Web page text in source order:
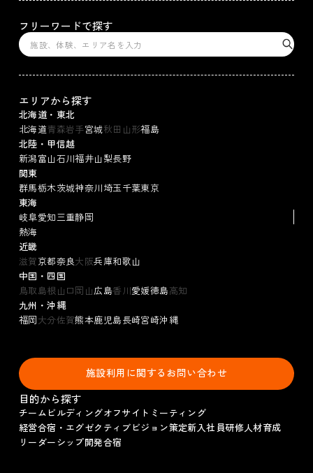
施設利用に関するお問い合わせ
フリーワードで探す
エリアから探す
北海道・東北
北海道青森岩手宮城秋田 山形福島
北陸・甲信越
新潟富山石川福井山梨長野
関東
群馬栃木茨城神奈川埼玉千葉東京
東海
岐阜愛知三重静岡
熱海
近畿
滋賀京都奈良大阪兵庫和歌山
中国・四国
鳥取島根 山口岡山広島香川愛媛徳島高知
九州・沖縄
福岡大分佐賀熊本鹿児島長崎宮崎沖縄
目的から探す
チームビルディングオフサイトミーティング
経営合宿・エグゼクティブ ビジョン策定新入社員研修人材育成
リーダーシップ開発合宿